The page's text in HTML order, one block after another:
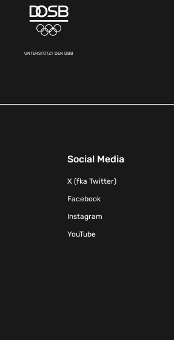
UNTERSTÜTZT DEN DBB
Social Media
X (fka Twitter)
Facebook
Instagram
YouTube